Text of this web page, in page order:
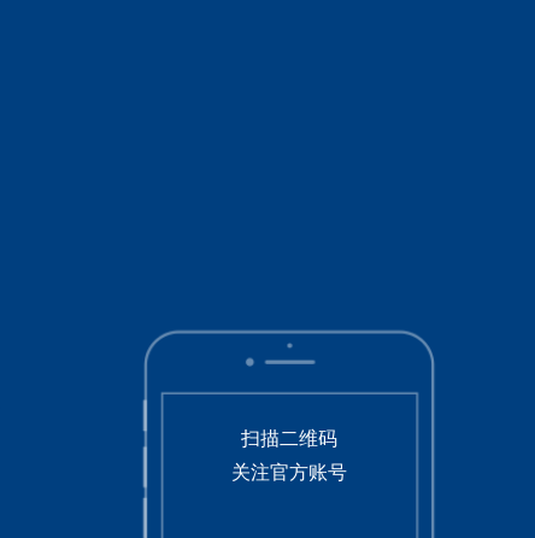
扫描二维码
关注官方账号